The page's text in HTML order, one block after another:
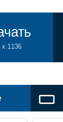
x 1136